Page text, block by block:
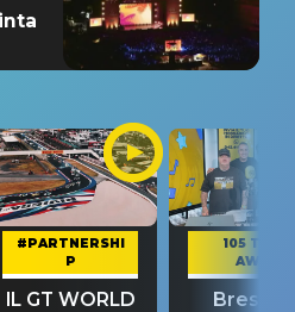
#PARTNERSHI
P
IL GT WORLD
105 TAKE
AWAY
Bresh: